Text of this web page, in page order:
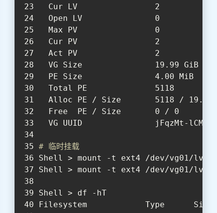
  Cur LV                2
  Open LV               0
  Max PV                0
  Cur PV                2
  Act PV                2
  VG Size               19.99 GiB
  PE Size               4.00 MiB
  Total PE              5118
Alloc PE / Size       5118 / 19.99
  Free  PE / Size       0 / 0
VG UUID               jFqzMt-
# 临时挂载
Shell > mount -t ext4 /dev/vg01/
Shell > mount -t ext4 /dev/vg01/
Shell > df -hT
Filesystem            Type      Size